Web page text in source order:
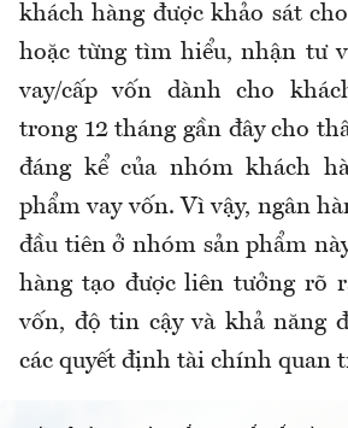
khách hàng được khảo sát
hoặc từng tìm hiểu, nhận tư
vay/cấp vốn dành cho
trong 12 tháng gần đây cho
đáng kể của nhóm khách
phẩm vay vốn. Vì vậy, ngân
đầu tiên ở nhóm sản phẩm
hàng tạo được liên tưởng rõ
vốn, độ tin cậy và khả năng
các quyết định tài chính quan